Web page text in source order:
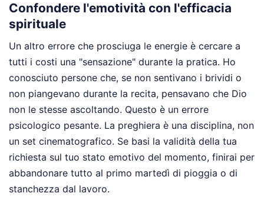
Confondere l'emotività con l'efficacia
spirituale
Un altro errore che prosciuga le energie è cercare a
tutti i costi una "sensazione" durante la pratica. Ho
conosciuto persone che, se non sentivano i brividi o
non piangevano durante la recita, pensavano che Dio
non le stesse ascoltando. Questo è un errore
psicologico pesante. La preghiera è una disciplina, non
un set cinematografico. Se basi la validità della tua
richiesta sul tuo stato emotivo del momento, finirai per
abbandonare tutto al primo martedì di pioggia o di
stanchezza dal lavoro.